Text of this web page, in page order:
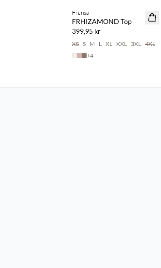
NYHET
Fransa
FRHIZAMOND Top
399,95 kr
XS S M L XL XXL 3XL 4XL
+4